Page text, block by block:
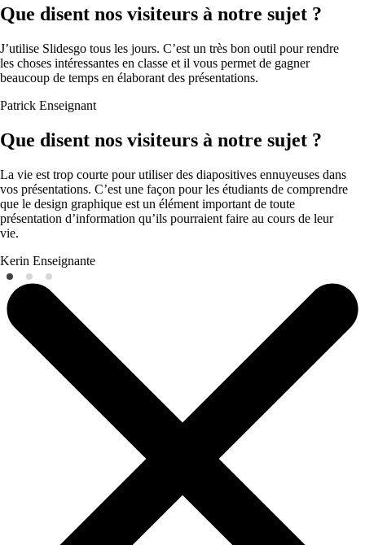
Que disent nos visiteurs à notre sujet ?
J’utilise Slidesgo tous les jours. C’est un très bon outil pour rendre
les choses intéressantes en classe et il vous permet de gagner
beaucoup de temps en élaborant des présentations.
Patrick Enseignant
Que disent nos visiteurs à notre sujet ?
La vie est trop courte pour utiliser des diapositives ennuyeuses dans
vos présentations. C’est une façon pour les étudiants de comprendre
que le design graphique est un élément important de toute
présentation d’information qu’ils pourraient faire au cours de leur
vie.
Kerin Enseignante